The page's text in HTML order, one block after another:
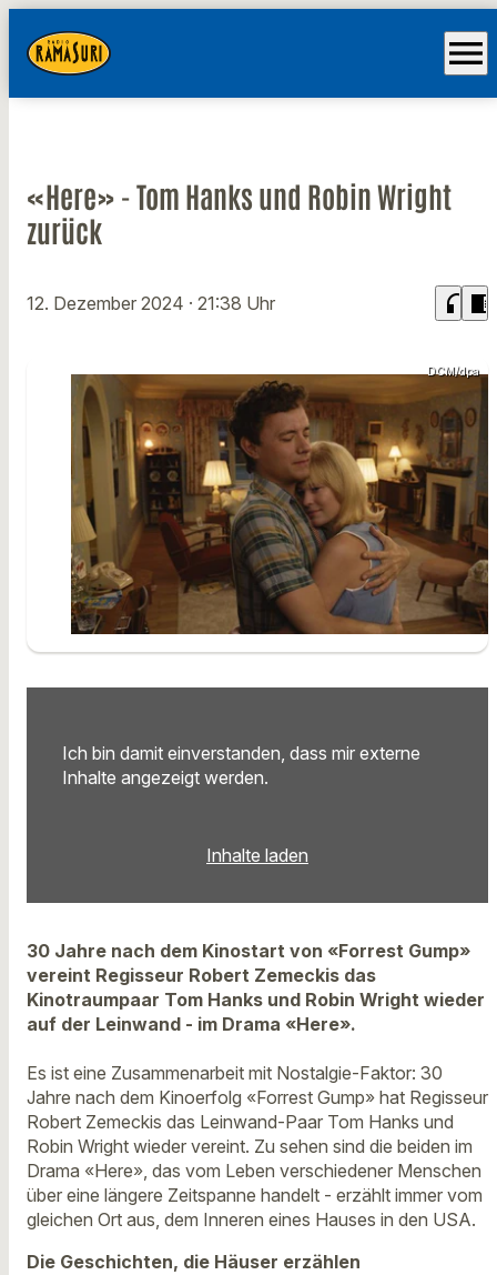
menu
«Here» - Tom Hanks und Robin Wright
zurück
12. Dezember 2024 · 21:38 Uhr headphones chrome_reader_mode
DCM/dpa
Ich bin damit einverstanden, dass mir externe
Inhalte angezeigt werden.
Inhalte laden
30 Jahre nach dem Kinostart von «Forrest Gump»
vereint Regisseur Robert Zemeckis das
Kinotraumpaar Tom Hanks und Robin Wright wieder
auf der Leinwand - im Drama «Here».
Es ist eine Zusammenarbeit mit Nostalgie-Faktor: 30
Jahre nach dem Kinoerfolg «Forrest Gump» hat Regisseur
Robert Zemeckis das Leinwand-Paar Tom Hanks und
Robin Wright wieder vereint. Zu sehen sind die beiden im
Drama «Here», das vom Leben verschiedener Menschen
über eine längere Zeitspanne handelt - erzählt immer vom
gleichen Ort aus, dem Inneren eines Hauses in den USA.
Die Geschichten, die Häuser erzählen